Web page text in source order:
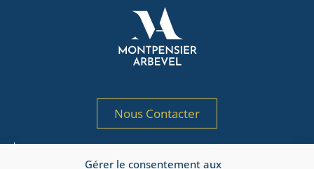
Gérer le consentement aux
Nous Contacter